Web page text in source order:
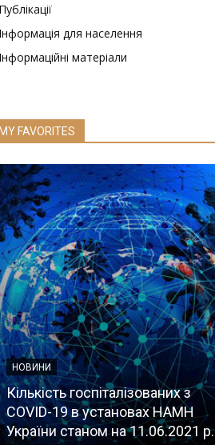
Публікації
Інформація для населення
Інформаційні матеріали
MY FAVORITES
НОВИНИ
Кількість госпіталізованих з
COVID-19 в установах НАМН
України станом на 11.06.2021 р.